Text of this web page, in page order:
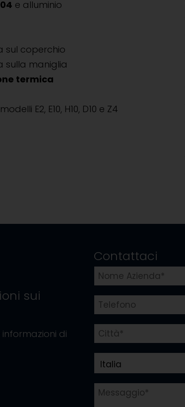
e alluminio
sul coperchio
sulla maniglia
termica
E2, E10, H10, D10 e Z4
sui
di
Contattaci